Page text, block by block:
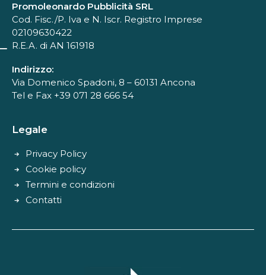
Promoleonardo Pubblicità SRL
Cod. Fisc./P. Iva e N. Iscr. Registro Imprese
02109630422
R.E.A. di AN 161918
Indirizzo:
Via Domenico Spadoni, 8 – 60131 Ancona
Tel e Fax +39 071 28 666 54
Legale
Privacy Policy
Cookie policy
Termini e condizioni
Contatti